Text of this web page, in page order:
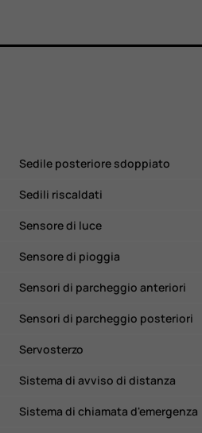
Sedile posteriore sdoppiato
Sedili riscaldati
Sensore di luce
Sensore di pioggia
Sensori di parcheggio anteriori
Sensori di parcheggio posteriori
Servosterzo
Sistema di avviso di distanza
Sistema di chiamata d'emergenza